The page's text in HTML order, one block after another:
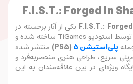
یکی از آثار برجسته در
است که توسط استودیو TiGames ساخته شده و
پلی‌استیشن ۵ (PS5)
منتشر شده
سریع، طراحی هنری منحصربه‌فرد و
ویژه‌ای در بین علاقه‌مندان به این